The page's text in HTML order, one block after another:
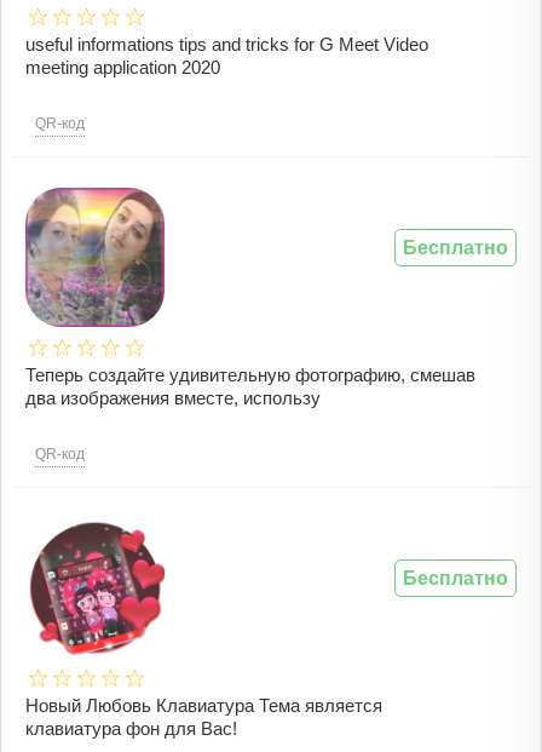
useful informations tips and tricks for G Meet Video
meeting application 2020
QR-код
Теперь создайте удивительную фотографию, смешав
два изображения вместе, использу
QR-код
Бесплатно
Новый Любовь Клавиатура Тема является
клавиатура фон для Вас!
Бесплатно